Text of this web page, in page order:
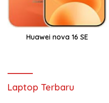
Huawei nova 16 SE
Laptop Terbaru